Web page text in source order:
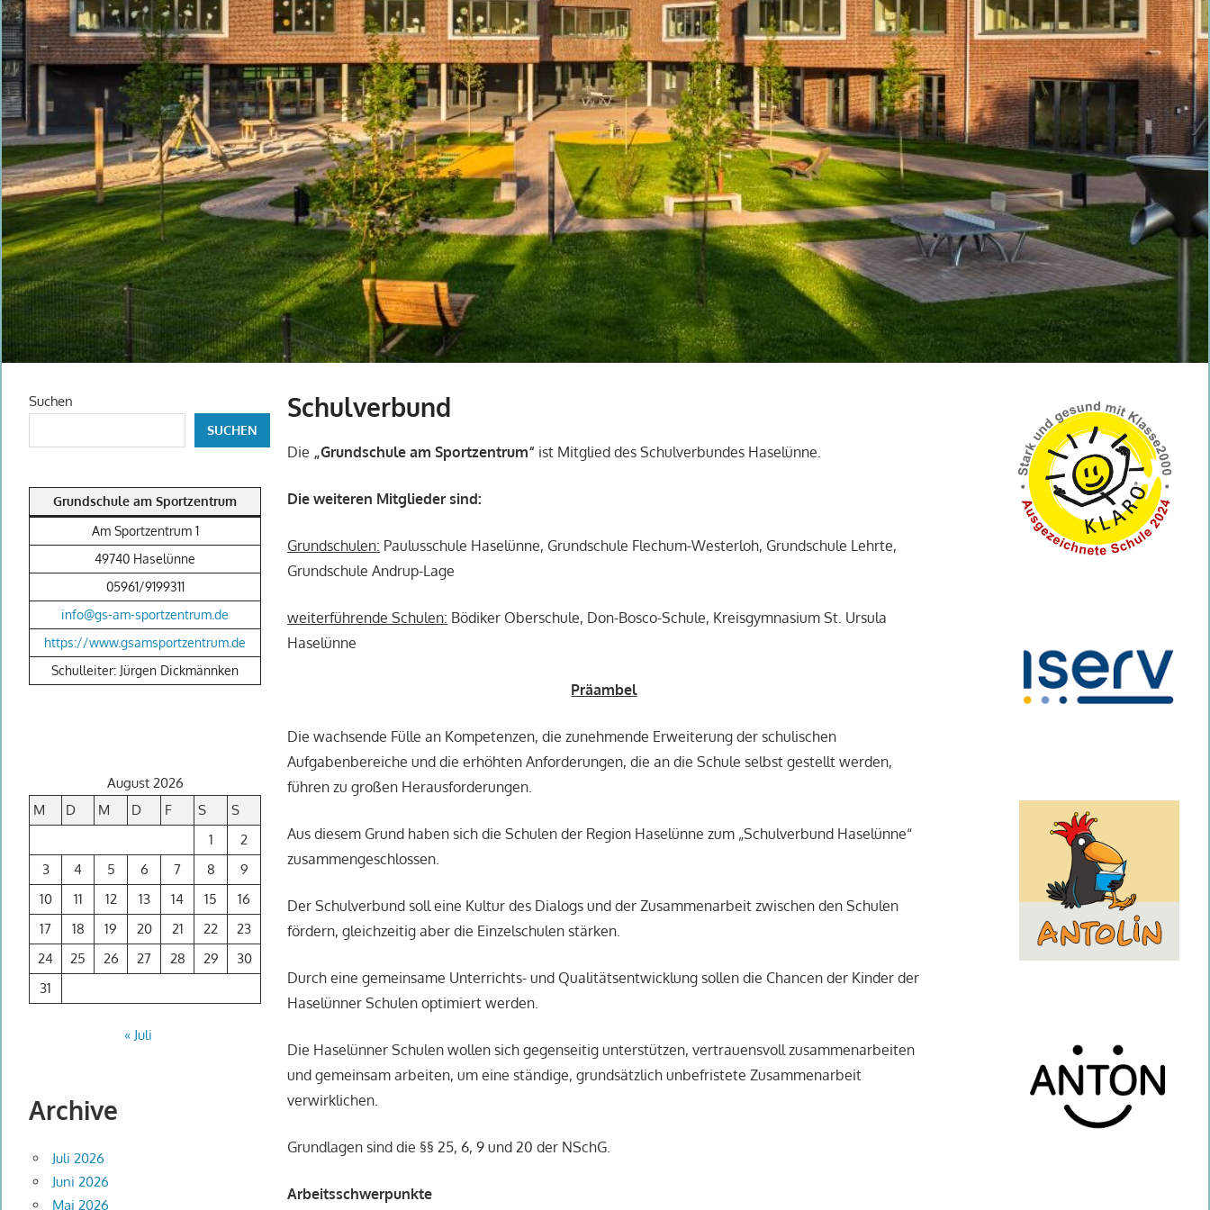
Schulverbund
Die „Grundschule am Sportzentrum“ ist Mitglied des Schulverbundes Haselünne.
Die weiteren Mitglieder sind:
Grundschulen: Paulusschule Haselünne, Grundschule Flechum-Westerloh, Grundschule Lehrte,
Grundschule Andrup-Lage
weiterführende Schulen: Bödiker Oberschule, Don-Bosco-Schule, Kreisgymnasium St. Ursula
Haselünne
Präambel
Die wachsende Fülle an Kompetenzen, die zunehmende Erweiterung der schulischen
Aufgabenbereiche und die erhöhten Anforderungen, die an die Schule selbst gestellt werden,
führen zu großen Herausforderungen.
Aus diesem Grund haben sich die Schulen der Region Haselünne zum „Schulverbund Haselünne“
zusammengeschlossen.
Der Schulverbund soll eine Kultur des Dialogs und der Zusammenarbeit zwischen den Schulen
fördern, gleichzeitig aber die Einzelschulen stärken.
Durch eine gemeinsame Unterrichts- und Qualitätsentwicklung sollen die Chancen der Kinder der
Haselünner Schulen optimiert werden.
Die Haselünner Schulen wollen sich gegenseitig unterstützen, vertrauensvoll zusammenarbeiten
und gemeinsam arbeiten, um eine ständige, grundsätzlich unbefristete Zusammenarbeit
verwirklichen.
Grundlagen sind die §§ 25, 6, 9 und 20 der NSchG.
Arbeitsschwerpunkte
Suchen
SUCHEN
Grundschule am Sportzentrum
Am Sportzentrum 1
49740 Haselünne
05961/9199311
info@gs-am-sportzentrum.de
https://www.gsamsportzentrum.de
Schulleiter: Jürgen Dickmännken
August 2026
M
D M D F S
S
1
2
3
4 5 6 7 8
9
10
11 12 13 14 15
16
17
18 19 20 21 22
23
24
25 26 27 28 29
30
31
« Juli
Archive
Juli 2026
Juni 2026
Mai 2026